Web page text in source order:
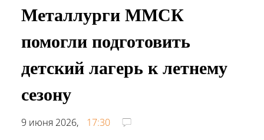
Металлурги ММСК
помогли подготовить
детский лагерь к летнему
сезону
9 июня 2026,
17:30